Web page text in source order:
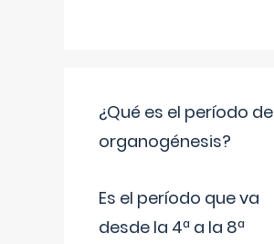
¿Qué es el período de
organogénesis?
Es el período que va
desde la 4ª a la 8ª